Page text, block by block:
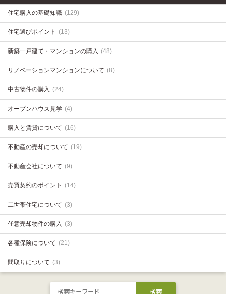
住宅購入の基礎知識 (129)
住宅選びポイント (13)
新築一戸建て・マンションの購入 (48)
リノベーションマンションについて (8)
中古物件の購入 (24)
オープンハウス見学 (4)
購入と賃貸について (16)
不動産の売却について (19)
不動産会社について (9)
売買契約のポイント (14)
二世帯住宅について (3)
任意売却物件の購入 (3)
各種保険について (21)
間取りについて (3)